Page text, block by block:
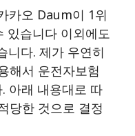
카오 Daum이 1위
있습니다 이외에도
니다. 제가 우연히
해서 운전자보험
아래 내용대로 따
당한 것으로 결정